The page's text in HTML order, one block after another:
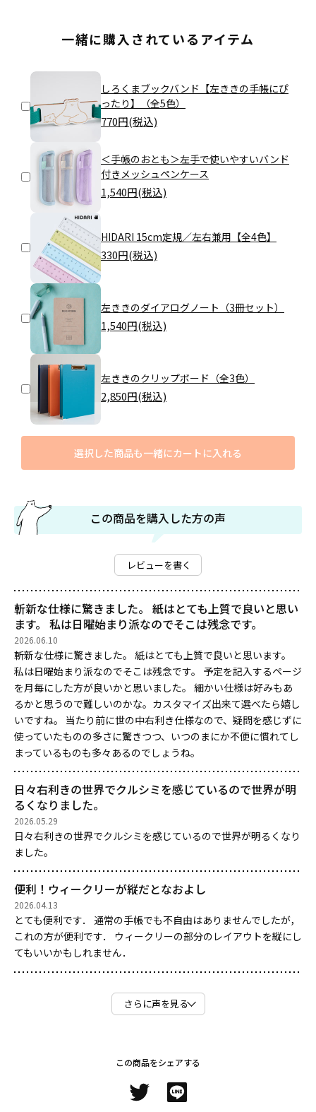
一緒に購入されているアイテム
しろくまブックバンド【左ききの手帳にぴ
ったり】（全5色）
770円(税込)
＜手帳のおとも＞左手で使いやすいバンド
付きメッシュペンケース
1,540円(税込)
HIDARI 15cm定規／左右兼用【全4色】
330円(税込)
左ききのダイアログノート（3冊セット）
1,540円(税込)
左ききのクリップボード（全3色）
2,850円(税込)
選択した商品も一緒にカートに入れる
この商品を購入した方の声
レビューを書く
斬新な仕様に驚きました。 紙はとても上質で良いと思い
ます。 私は日曜始まり派なのでそこは残念です。
2026.06.10
斬新な仕様に驚きました。 紙はとても上質で良いと思います。
私は日曜始まり派なのでそこは残念です。 予定を記入するページ
を月毎にした方が良いかと思いました。 細かい仕様は好みもあ
るかと思うので難しいのかな。カスタマイズ出来て選べたら嬉し
いですね。 当たり前に世の中右利き仕様なので、疑問を感じずに
使っていたものの多さに驚きつつ、いつのまにか不便に慣れてし
まっているものも多々あるのでしょうね。
日々右利きの世界でクルシミを感じているので世界が明
るくなりました。
2026.05.29
日々右利きの世界でクルシミを感じているので世界が明るくなり
ました。
便利！ウィークリーが縦だとなおよし
2026.04.13
とても便利です． 通常の手帳でも不自由はありませんでしたが，
これの方が便利です． ウィークリーの部分のレイアウトを縦にし
てもいいかもしれません．
さらに声を見る
この商品をシェアする